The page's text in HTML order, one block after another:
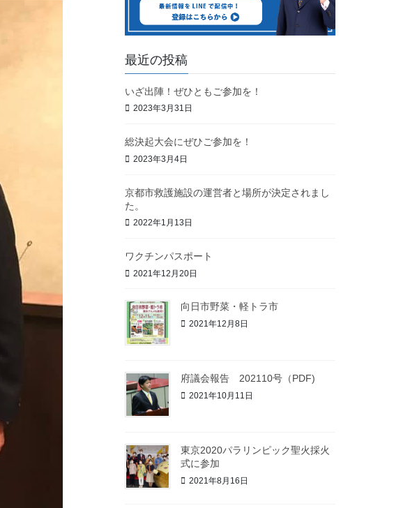
最近の投稿
いざ出陣！ぜひともご参加を！
2023年3月31日
総決起大会にぜひご参加を！
2023年3月4日
京都市救護施設の運営者と場所が決定されまし
た。
2022年1月13日
ワクチンパスポート
2021年12月20日
向日市野菜・軽トラ市
2021年12月8日
府議会報告 202110号（PDF)
2021年10月11日
東京2020パラリンピック聖火採火
式に参加
2021年8月16日